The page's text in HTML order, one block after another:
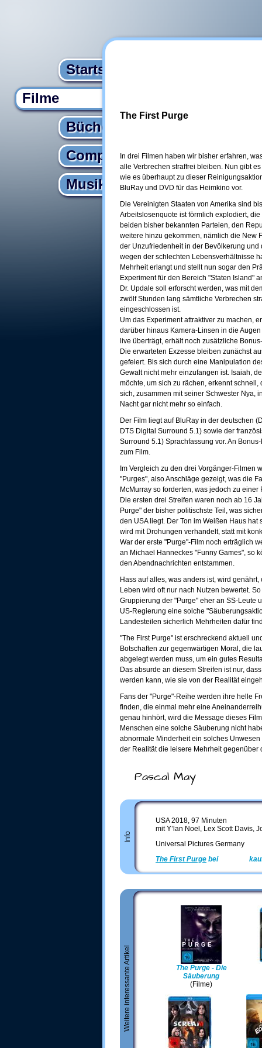
Startseite
Filme
Bücher
Computer
Musik
The First Purge
In drei Filmen haben wir bisher erfahren,
alle Verbrechen straffrei bleiben. Nun gibt
wie es überhaupt zu dieser
BluRay und DVD für das Heimkino vor.
Die Vereinigten Staaten von Amerika sind
Arbeitslosenquote ist förmlich explodiert,
beiden bisher bekannten Parteien, den
weitere hinzu gekommen, nämlich die New
der Unzufriedenheit in der Bevölkerung
wegen der schlechten Lebensverhältnisse
Mehrheit erlangt und stellt nun sogar den
Experiment für den Bereich "Staten Island"
Dr. Updale soll erforscht werden, was mit
zwölf Stunden lang sämtliche Verbrechen
eingeschlossen ist.
Um das Experiment attraktiver zu machen,
darüber hinaus Kamera-Linsen in die
live überträgt, erhält noch zusätzliche
Die erwarteten Exzesse bleiben zunächst
gefeiert. Bis sich durch eine Manipulation
Gewalt nicht mehr einzufangen ist. Isaiah,
möchte, um sich zu rächen, erkennt
sich, zusammen mit seiner Schwester Nya,
Nacht gar nicht mehr so einfach.
Der Film liegt auf BluRay in der deutschen
DTS Digital Surround 5.1) sowie der
Surround 5.1) Sprachfassung vor. An
zum Film.
Im Vergleich zu den drei Vorgänger-Filmen
"Purges", also Anschläge gezeigt, was die
McMurray so forderten, was jedoch zu
Die ersten drei Streifen waren noch ab 16
Purge" der bisher politischste Teil, was
den USA liegt. Der Ton im Weißen Haus
wird mit Drohungen verhandelt, statt mit
War der erste "Purge"-Film noch erträglich
an Michael Hanneckes "Funny Games", so
den Abendnachrichten entstammen.
Hass auf alles, was anders ist, wird
Leben wird oft nur nach Nutzen bewertet.
Gruppierung der "Purge" eher an SS-Leute
US-Regierung eine solche
Landesteilen sicherlich Mehrheiten dafür
"The First Purge" ist erschreckend aktuell
Botschaften zur gegenwärtigen Moral, die
abgelegt werden muss, um ein gutes
Das absurde an diesem Streifen ist nur,
werden kann, wie sie von der Realität
Fans der "Purge"-Reihe werden ihre helle
finden, die einmal mehr eine
genau hinhört, wird die Message dieses
Menschen eine solche Säuberung nicht
abnormale Minderheit ein solches
der Realität die leisere Mehrheit
Pascal May
Info
USA 2018, 97 Minuten
mit Y’lan Noel, Lex Scott Davis,
Universal Pictures Germany
The First Purge bei
Weitere interessante Artikel
The Purge - Die
Säuberung
(Filme)